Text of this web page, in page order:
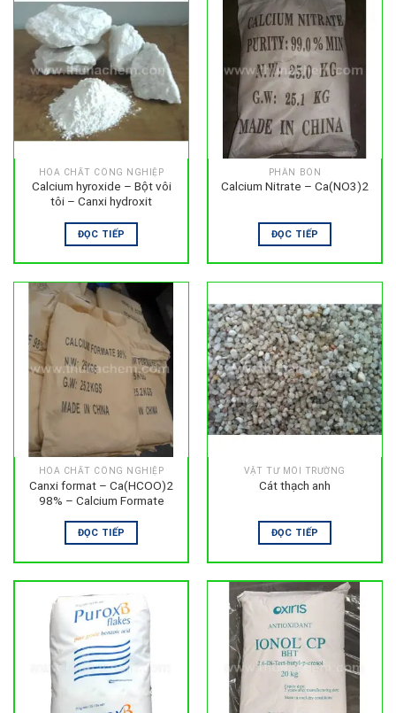
HÓA CHẤT CÔNG NGHIỆP
Calcium hyroxide – Bột vôi
tôi – Canxi hydroxit
ĐỌC TIẾP
PHÂN BÓN
Calcium Nitrate – Ca(NO3)2
ĐỌC TIẾP
HÓA CHẤT CÔNG NGHIỆP
Canxi format – Ca(HCOO)2
98% – Calcium Formate
ĐỌC TIẾP
VẬT TƯ MÔI TRƯỜNG
Cát thạch anh
ĐỌC TIẾP